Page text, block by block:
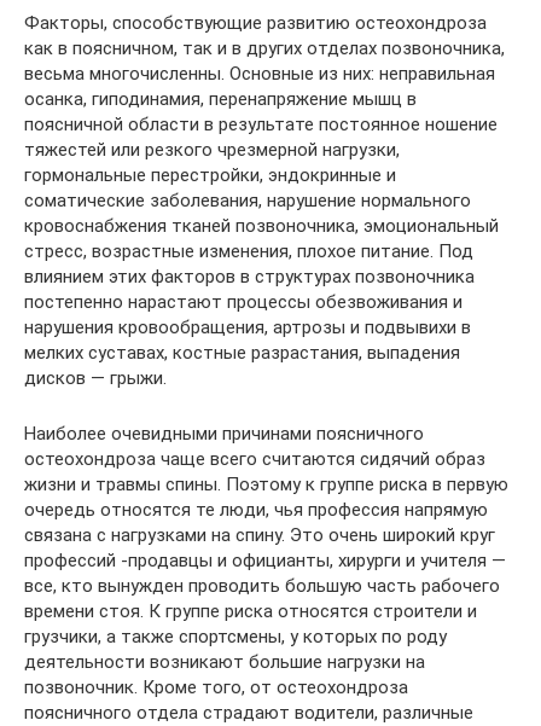
Факторы, способствующие развитию остеохондроза
как в поясничном, так и в других отделах позвоночника,
весьма многочисленны. Основные из них: неправильная
осанка, гиподинамия, перенапряжение мышц в
поясничной области в результате постоянное ношение
тяжестей или резкого чрезмерной нагрузки,
гормональные перестройки, эндокринные и
соматические заболевания, нарушение нормального
кровоснабжения тканей позвоночника, эмоциональный
стресс, возрастные изменения, плохое питание. Под
влиянием этих факторов в структурах позвоночника
постепенно нарастают процессы обезвоживания и
нарушения кровообращения, артрозы и подвывихи в
мелких суставах, костные разрастания, выпадения
дисков — грыжи.
Наиболее очевидными причинами поясничного
остеохондроза чаще всего считаются сидячий образ
жизни и травмы спины. Поэтому к группе риска в первую
очередь относятся те люди, чья профессия напрямую
связана с нагрузками на спину. Это очень широкий круг
профессий -продавцы и официанты, хирурги и учителя —
все, кто вынужден проводить большую часть рабочего
времени стоя. К группе риска относятся строители и
грузчики, а также спортсмены, у которых по роду
деятельности возникают большие нагрузки на
позвоночник. Кроме того, от остеохондроза
поясничного отдела страдают водители, различные